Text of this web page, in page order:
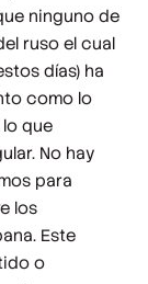
ninguno de
ruso el cual
días) ha
como lo
que
No hay
para
los
Este
o